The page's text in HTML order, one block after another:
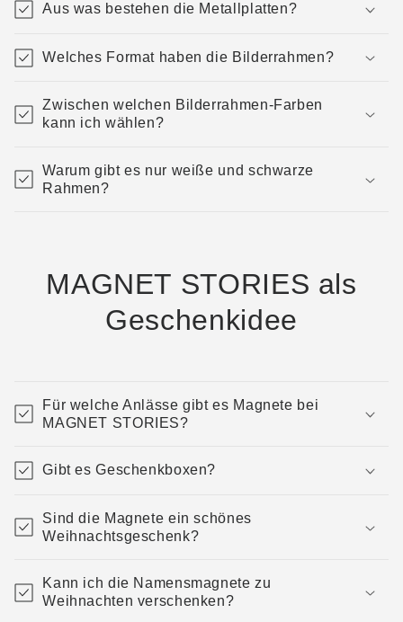
Aus was bestehen die Metallplatten?
Welches Format haben die Bilderrahmen?
Zwischen welchen Bilderrahmen-Farben
kann ich wählen?
Warum gibt es nur weiße und schwarze
Rahmen?
MAGNET STORIES als
Geschenkidee
Für welche Anlässe gibt es Magnete bei
MAGNET STORIES?
Gibt es Geschenkboxen?
Sind die Magnete ein schönes
Weihnachtsgeschenk?
Kann ich die Namensmagnete zu
Weihnachten verschenken?